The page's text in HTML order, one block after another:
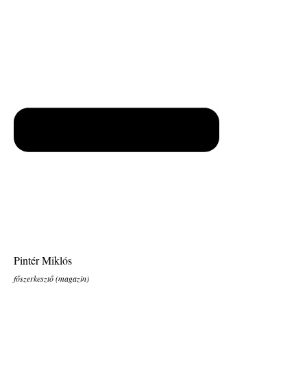
Pintér Miklós
főszerkesztő (magazin)